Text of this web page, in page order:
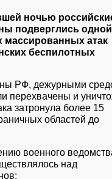
ночью
подверглись
массированных атак
беспилотных
РФ, дежурными
перехвачены и
затронула более 15
областей до
военного
над